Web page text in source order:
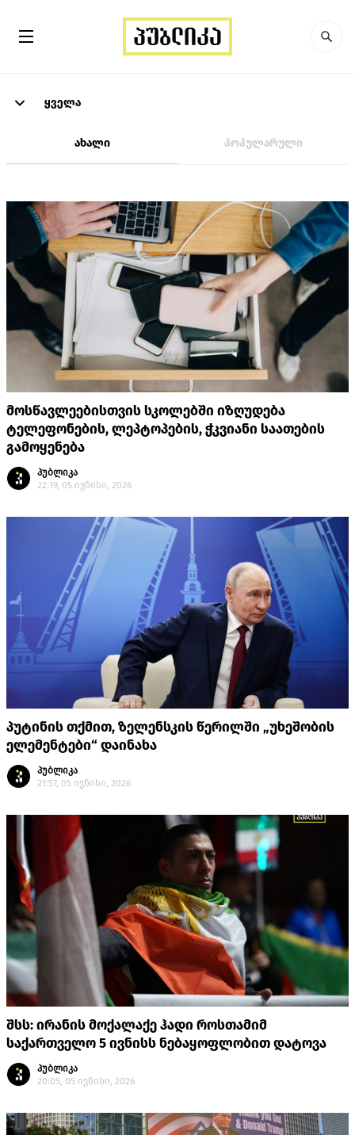
ყველა
ახალი პოპულარული
მოსწავლეებისთვის სკოლებში იზღუდება
ტელეფონების, ლეპტოპების, ჭკვიანი საათების
გამოყენება
პუბლიკა
22:19, 05 ივნისი, 2026
პუტინის თქმით, ზელენსკის წერილში „უხეშობის
ელემენტები“ დაინახა
პუბლიკა
21:57, 05 ივნისი, 2026
შსს: ირანის მოქალაქე ჰადი როსთამიმ
საქართველო 5 ივნისს ნებაყოფლობით დატოვა
პუბლიკა
20:05, 05 ივნისი, 2026